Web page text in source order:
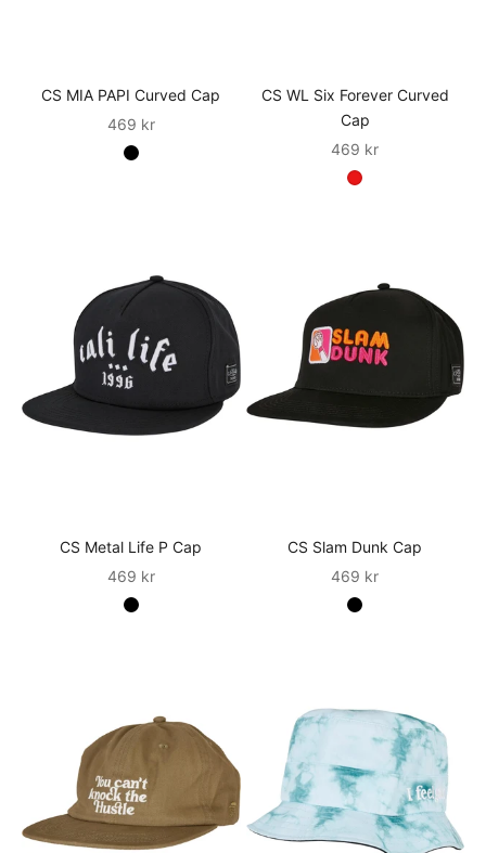
CS MIA PAPI Curved Cap
Sale
469 kr
CS WL Six Forever Curved
Cap
Sale
469 kr
CS Metal Life P Cap
Sale
469 kr
CS Slam Dunk Cap
Sale
469 kr